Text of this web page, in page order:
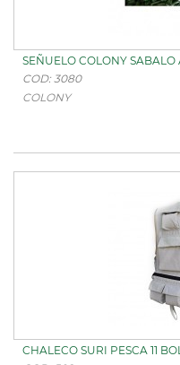
SEÑUELO COLONY
COD: 3080
COLONY
CHALECO SURI PESCA 11